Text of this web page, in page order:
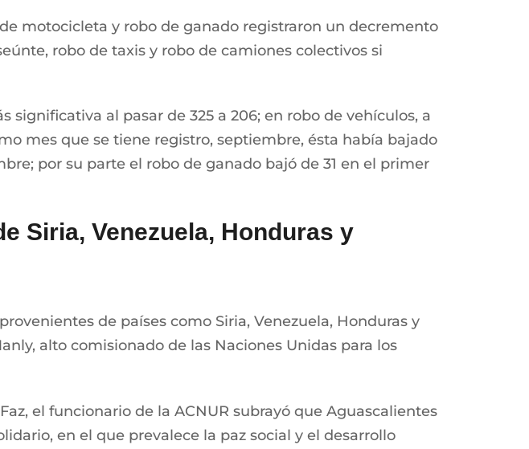
motocicleta y robo de ganado registraron un decremento
robo de taxis y robo de camiones colectivos si
al pasar de 325 a 206; en robo de vehículos, a
mes que se tiene registro, septiembre, ésta había bajado
por su parte el robo de ganado bajó de 31 en el primer
Siria, Venezuela, Honduras y
de países como Siria, Venezuela, Honduras y
alto comisionado de las Naciones Unidas para los
el funcionario de la ACNUR subrayó que Aguascalientes
en el que prevalece la paz social y el desarrollo